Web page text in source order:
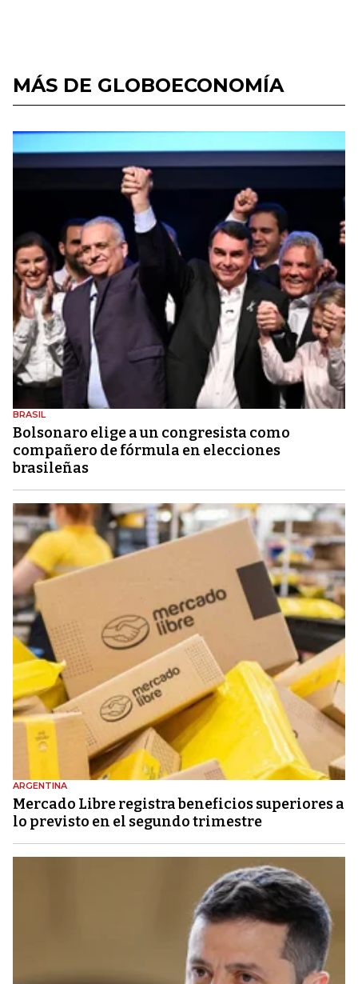
MÁS DE GLOBOECONOMÍA
BRASIL
Bolsonaro elige a un congresista como
compañero de fórmula en elecciones
brasileñas
ARGENTINA
Mercado Libre registra beneficios superiores a
lo previsto en el segundo trimestre